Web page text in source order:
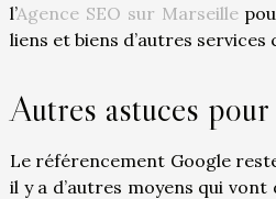
l’Agence SEO sur Marseille
liens et biens d’autres
Autres astuces
Le référencement Google
il y a d’autres moyens qui